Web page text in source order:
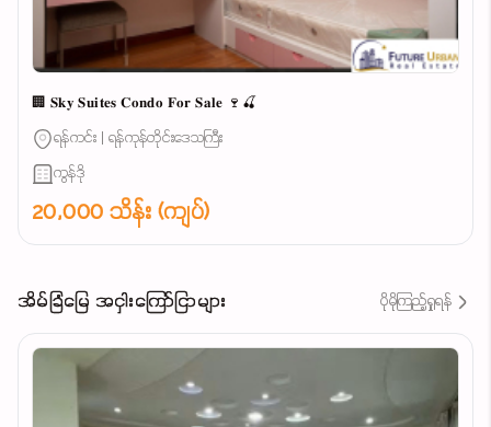
🏢 𝐒𝐤𝐲 𝐒𝐮𝐢𝐭𝐞𝐬 𝐂𝐨𝐧𝐝𝐨 𝐅𝐨𝐫 𝐒𝐚𝐥𝐞 🍷🍒
ရန်ကင်း | ရန်ကုန်တိုင်းဒေသကြီး
ကွန်ဒို
20,000 သိန်း (ကျပ်)
အိမ်ခြံမြေ အငှါးကြော်ငြာများ ပိုမိုကြည့်ရှုရန်